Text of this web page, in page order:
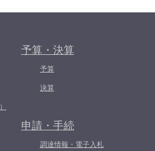
予算・決算
予算
決算
申請・手続
調達情報・電子入札